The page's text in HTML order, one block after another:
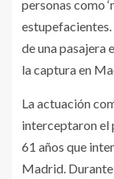
personas como
de una pasajera
la captura en
La actuación
interceptaron el
61 años que
Madrid.